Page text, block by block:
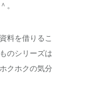
。
料を借りるこ
のシリーズは
クホクの気分